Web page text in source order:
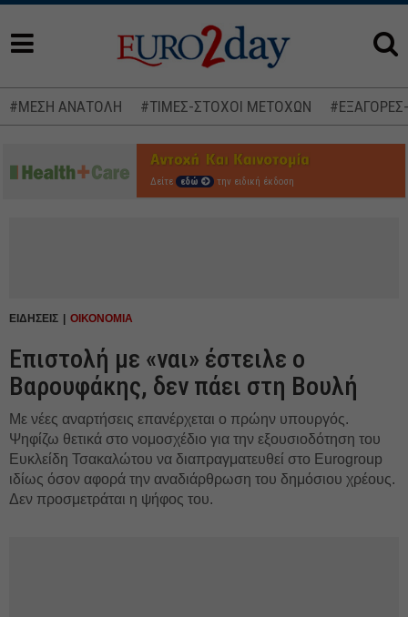
#ΜΕΣΗ ΑΝΑΤΟΛΗ #ΤΙΜΕΣ-ΣΤΟΧΟΙ ΜΕΤΟΧΩΝ
Δείτε εδώ την ειδική έκδοση
ΕΙΔΗΣΕΙΣ ΟΙΚΟΝΟΜΙΑ
Επιστολή με «ναι» έστειλε ο
Βαρουφάκης, δεν πάει στη Βουλή
Με νέες αναρτήσεις επανέρχεται ο πρώην υπουργός.
Ψηφίζω θετικά στο νομοσχέδιο για την εξουσιοδότηση του
Ευκλείδη Τσακαλώτου να διαπραγματευθεί στο Eurogroup
ιδίως όσον αφορά την αναδιάρθρωση του δημόσιου χρέους.
Δεν προσμετράται η ψήφος του.